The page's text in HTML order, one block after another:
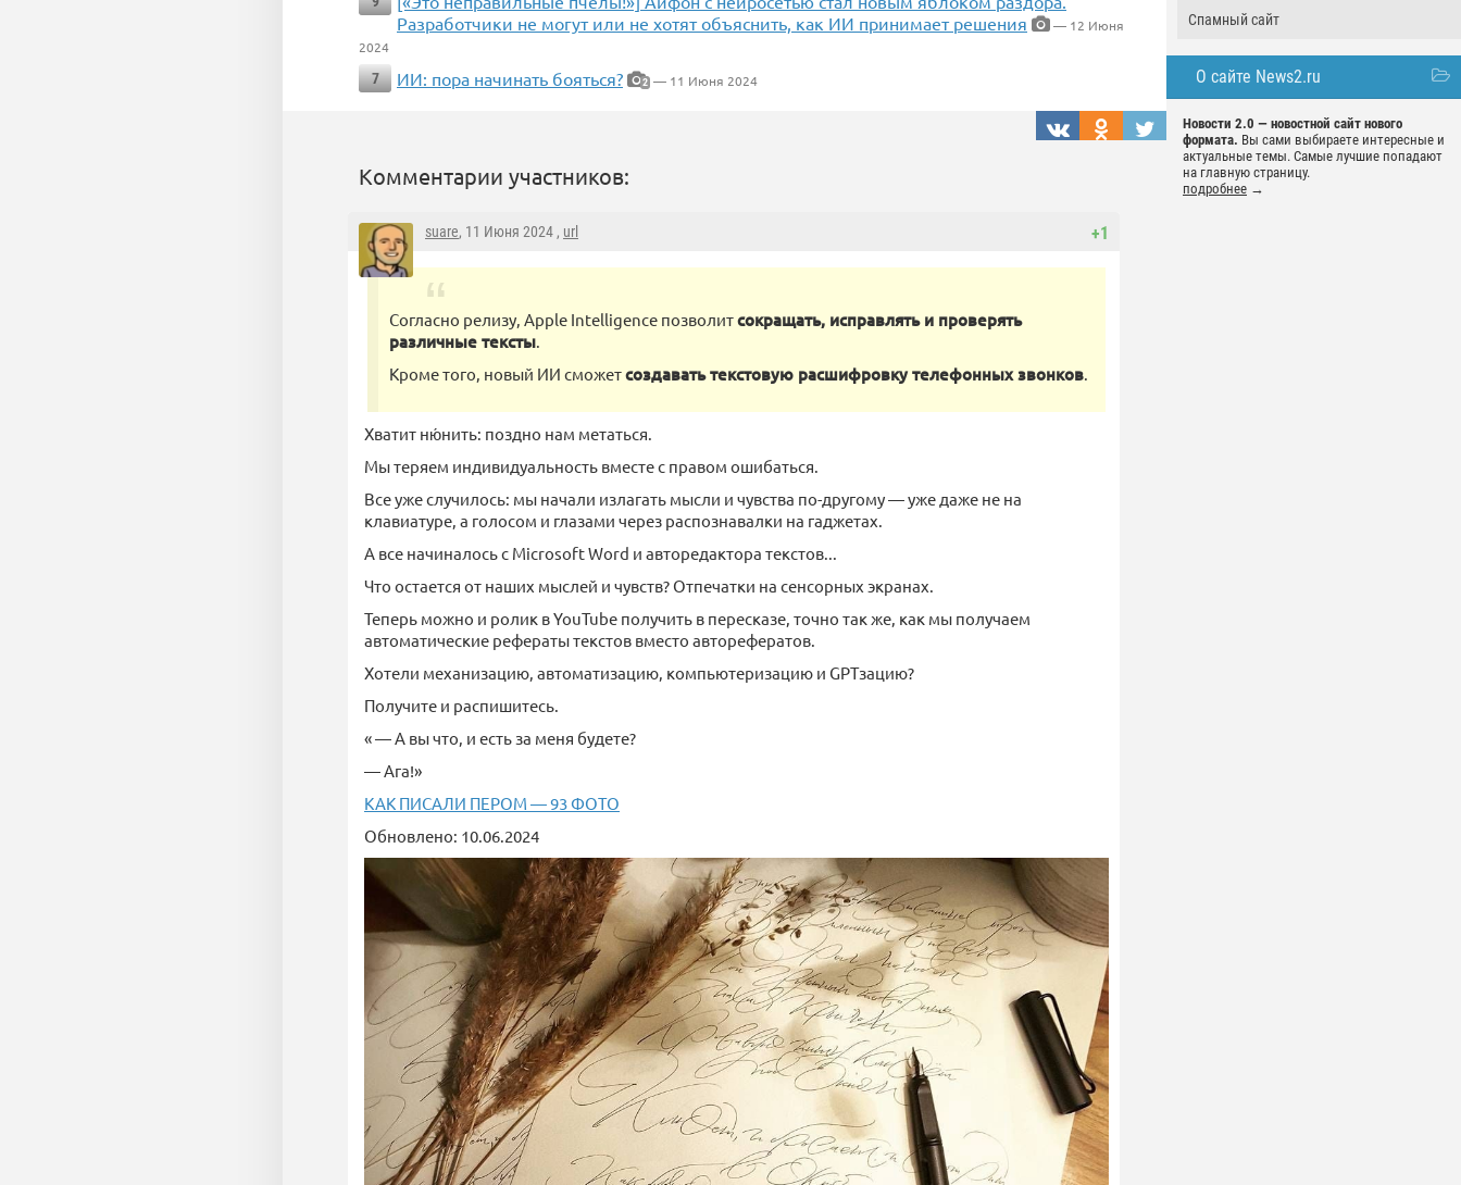
Спамный сайт
О сайте News2.ru
Новости 2.0 — новостной сайт нового
формата. Вы сами выбираете интересные и
актуальные темы. Самые лучшие попадают
на главную страницу.
подробнее →
Разработчики не могут или не хотят объяснить, как ИИ принимает решения
— 12 Июня
2024
7
ИИ: пора начинать бояться? 2 — 11 Июня 2024
Комментарии участников:
+1
suare, 11 Июня 2024 , url
Согласно релизу, Apple Intelligence позволитсокращать, исправлять и проверять
различные тексты.
Кроме того, новый ИИ сможетсоздавать текстовую расшифровку телефонных звонков.
Хватит ню́нить: поздно нам метаться.
Мы теряем индивидуальность вместе с правом ошибаться.
Все уже случилось: мы начали излагать мысли и чувства по-другому — уже даже не на
клавиатуре, а голосом и глазами через распознавалки на гаджетах.
А все начиналось с Microsoft Word и авторедактора текстов...
Что остается от наших мыслей и чувств? Отпечатки на сенсорных экранах.
Теперь можно и ролик в YouTube получить в пересказе, точно так же, как мы получаем
автоматические рефераты текстов вместо авторефератов.
Хотели механизацию, автоматизацию, компьютеризацию и GPTзацию?
Получите и распишитесь.
« — А вы что, и есть за меня будете?
— Ага!»
КАК ПИСАЛИ ПЕРОМ — 93 ФОТО
Обновлено: 10.06.2024